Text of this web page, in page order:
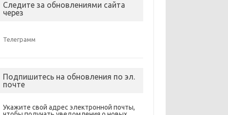
Следите за обновлениями сайта
через
Телеграмм
Подпишитесь на обновления по эл.
почте
Укажите свой адрес электронной почты,